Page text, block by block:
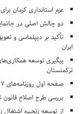
عزم استانداری کرمان
دو چالش اصلی در
تأکید بر دیپلماسی و
ایران
پیگیری توسعه
ترکمنستان
صفحه اول روزنامه‌های 7 مرداد 1405
بررسی طرح اصلاح قانون
از توسعه زنجیره